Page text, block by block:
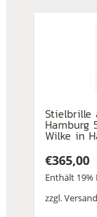
Stielbrille
Hamburg
Wilke in
€365,00
Enthält 19%
zzgl.Versand